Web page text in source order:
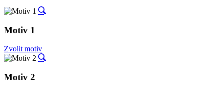
Motiv 1
Zvolit motiv
Motiv 2